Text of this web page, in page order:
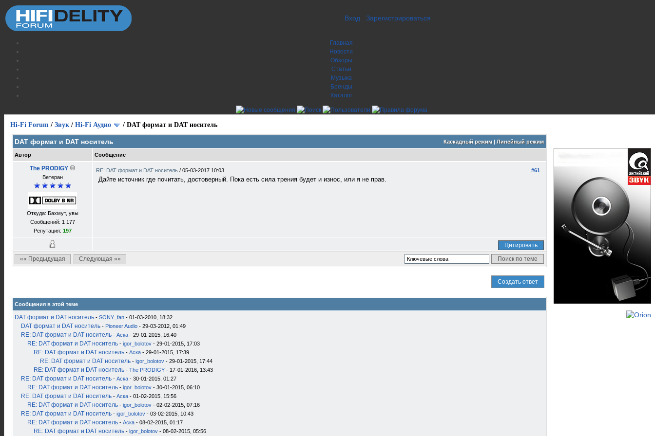
Вход Зарегистрироваться
Главная
Новости
Обзоры
Статьи
Музыка
Бренды
Каталог
Hi-Fi Forum / Звук / Hi-Fi Аудио / DAT формат и DAT носитель
Каскадный режим| Линейный режим
DAT формат и DAT носитель
Автор Сообщение
The PRODIGY
Ветеран
Откуда: Бахмут, увы
Сообщений: 1 177
Репутация: 197
#61
RE: DAT формат и DAT носитель / 05-03-2017 10:03
Дайте источник где почитать, достоверный. Пока есть сила трения будет и износ, или я не прав.
Цитировать
«« Предыдущая
Следующая »»
Создать ответ
Сообщения в этой теме
DAT формат и DAT носитель - SONY_fan - 01-03-2010, 18:32
DAT формат и DAT носитель - Pioneer Audio - 29-03-2012, 01:49
RE: DAT формат и DAT носитель - Аска - 29-01-2015, 16:40
RE: DAT формат и DAT носитель - igor_bolotov - 29-01-2015, 17:03
RE: DAT формат и DAT носитель - Аска - 29-01-2015, 17:39
RE: DAT формат и DAT носитель - igor_bolotov - 29-01-2015, 17:44
RE: DAT формат и DAT носитель - The PRODIGY - 17-01-2016, 13:43
RE: DAT формат и DAT носитель - Аска - 30-01-2015, 01:27
RE: DAT формат и DAT носитель - igor_bolotov - 30-01-2015, 06:10
RE: DAT формат и DAT носитель - Аска - 01-02-2015, 15:56
RE: DAT формат и DAT носитель - igor_bolotov - 02-02-2015, 07:16
RE: DAT формат и DAT носитель - igor_bolotov - 03-02-2015, 10:43
RE: DAT формат и DAT носитель - Аска - 08-02-2015, 01:17
RE: DAT формат и DAT носитель - igor_bolotov - 08-02-2015, 05:56